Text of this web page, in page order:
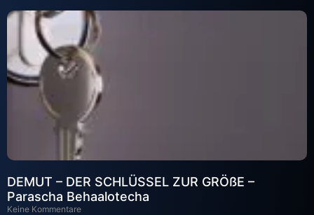
DEMUT – DER SCHLÜSSEL ZUR GRÖßE –
Parascha Behaalotecha
Keine Kommentare